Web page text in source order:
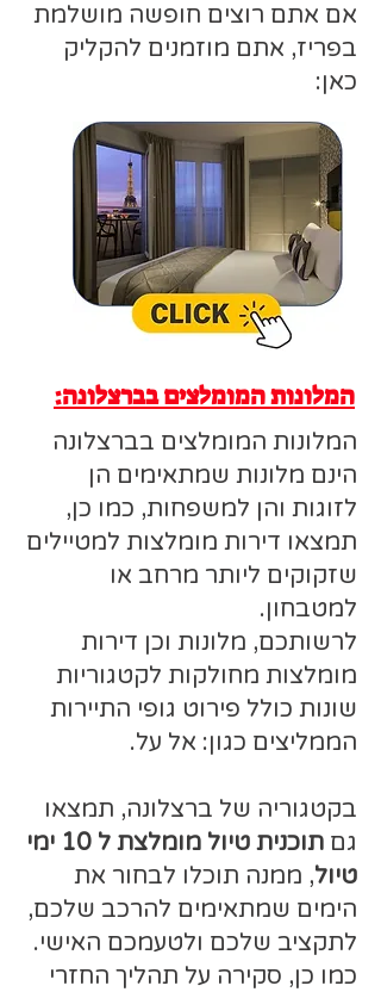
אם אתם רוצים חופשה מושלמת
בפריז, אתם מוזמנים להקליק
כאן:
המלונות המומלצים בברצלונה:
המלונות המומלצים בברצלונה
הינם מלונות שמתאימים הן
לזוגות והן למשפחות, כמו כן,
תמצאו דירות מומלצות למטיילים
שזקוקים ליותר מרחב או
למטבחון.
לרשותכם, מלונות וכן דירות
מומלצות מחולקות לקטגוריות
שונות כולל פירוט גופי התיירות
הממליצים כגון: אל על.
בקטגוריה של ברצלונה, תמצאו
גם
תוכנית טיול מומלצת ל 10 ימי
טיול, ממנה תוכלו לבחור את
הימים שמתאימים להרכב שלכם,
לתקציב שלכם ולטעמכם האישי.
כמו כן, סקירה על תהליך החזרי